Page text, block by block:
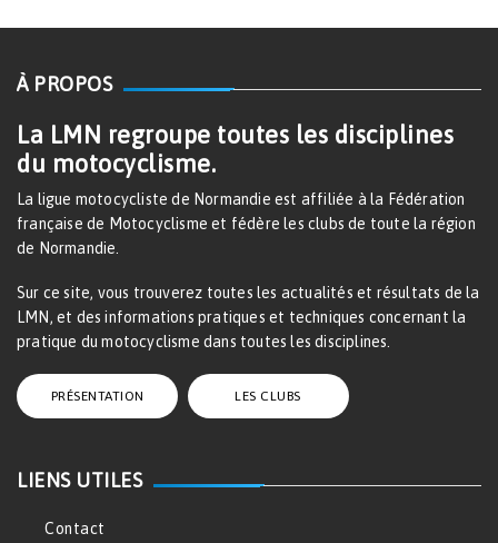
À PROPOS
La LMN regroupe toutes les disciplines
du motocyclisme.
La ligue motocycliste de Normandie est affiliée à la Fédération
française de Motocyclisme et fédère les clubs de toute la région
de Normandie.
Sur ce site, vous trouverez toutes les actualités et résultats de la
LMN, et des informations pratiques et techniques concernant la
pratique du motocyclisme dans toutes les disciplines.
PRÉSENTATION LES CLUBS
LIENS UTILES
Contact